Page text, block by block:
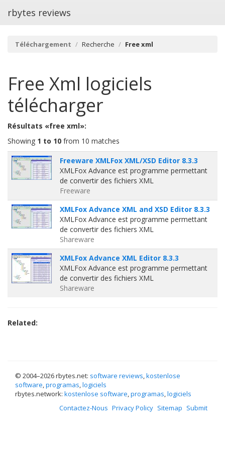
rbytes reviews
Téléchargement Recherche Free xml
Free Xml logiciels
télécharger
Résultats «free xml»:
Showing 1 to 10 from 10 matches
Freeware XMLFox XML/XSD Editor 8.3.3
XMLFox Advance est programme permettant
de convertir des fichiers XML
Freeware
XMLFox Advance XML and XSD Editor 8.3.3
XMLFox Advance est programme permettant
de convertir des fichiers XML
Shareware
XMLFox Advance XML Editor 8.3.3
XMLFox Advance est programme permettant
de convertir des fichiers XML
Shareware
Related:
© 2004–2026 rbytes.net: software reviews,kostenlose
software,programas,logiciels
rbytes.network: kostenlose software,programas,logiciels
Contactez-Nous Privacy Policy Sitemap Submit